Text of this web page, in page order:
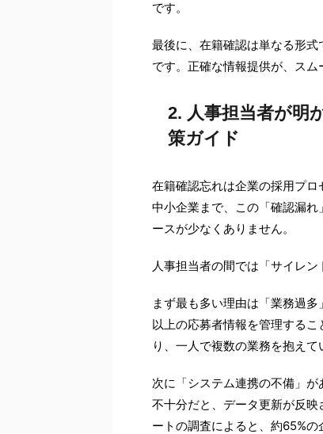
です。
最後に、在籍確認は単なる形
です。正確な情報提供が、スム
2. 人事担当者が明
策ガイド
在籍確認忘れは企業の採用プ
中小企業まで、この「確認漏
ースが少なくありません。
人事担当者の間では「サイレ
まず最も多い理由は「業務過
以上の応募者情報を管理する
り、一人で複数の業務を抱えて
次に「システム連携の不備」
不十分だと、データ更新が反
ートの調査によると、約65%